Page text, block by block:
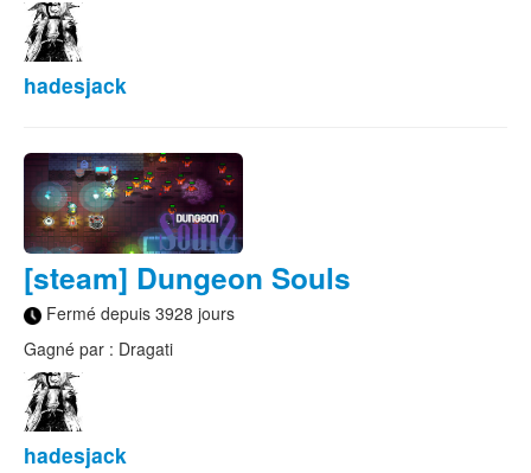
hadesjack
[steam] Dungeon Souls
Fermé depuis 3928 jours
Gagné par : Dragati
hadesjack